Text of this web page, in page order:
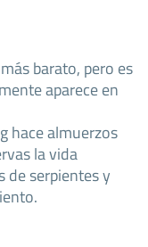
barato, pero es
aparece en
hace almuerzos
la vida
de serpientes y